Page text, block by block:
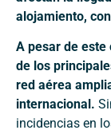
alojamiento,
A pesar de este
de los
red aérea
internacional.
incidencias en